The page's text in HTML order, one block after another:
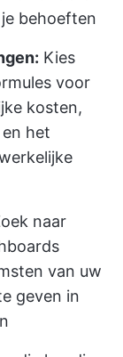
behoeften
Kies
voor
kosten,
het
naar
van uw
geven in